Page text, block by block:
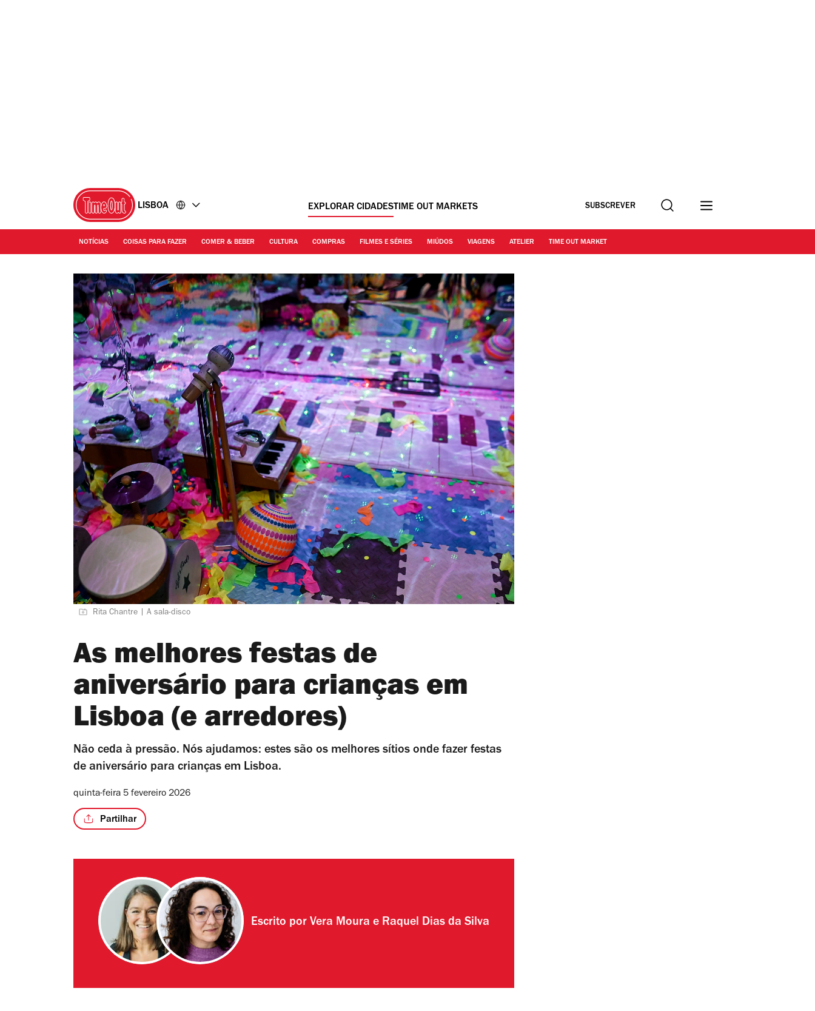
LISBOA EXPLORAR CIDADESTIME OUT MARKETS SUBSCREVER Procurar
NOTÍCIAS COISAS PARA FAZER COMER & BEBER CULTURA COMPRAS FILMES E SÉRIES MIÚDOS VIAGENS ATELIER TIME OUT MARKET
Rita Chantre | A sala-disco
As melhores festas de
aniversário para crianças em
Lisboa (e arredores)
Não ceda à pressão. Nós ajudamos: estes são os melhores sítios onde fazer festas
de aniversário para crianças em Lisboa.
quinta-feira 5 fevereiro 2026
Partilhar
Escrito por Vera Moura e Raquel Dias da Silva